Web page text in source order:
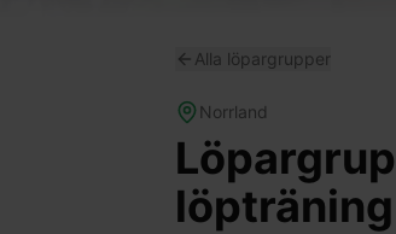
Alla löpargrupper
Norrland